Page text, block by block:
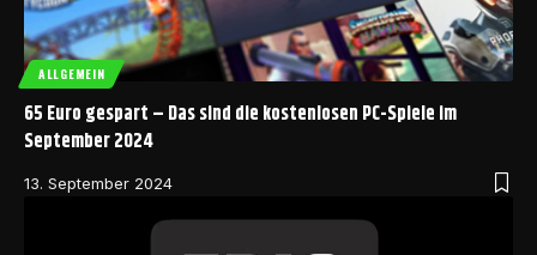
ALLGEMEIN
65 Euro gespart – Das sind die kostenlosen PC-Spiele im
September 2024
13. September 2024